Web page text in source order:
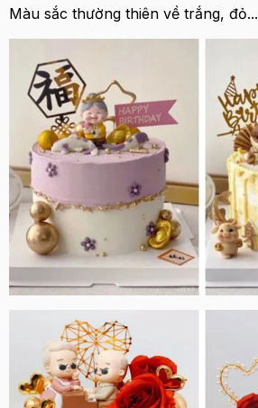
Màu sắc thường thiên về trắng, đỏ...